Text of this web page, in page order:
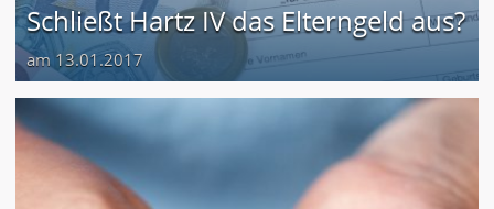
Schließt Hartz IV das Elterngeld aus?
am 13.01.2017